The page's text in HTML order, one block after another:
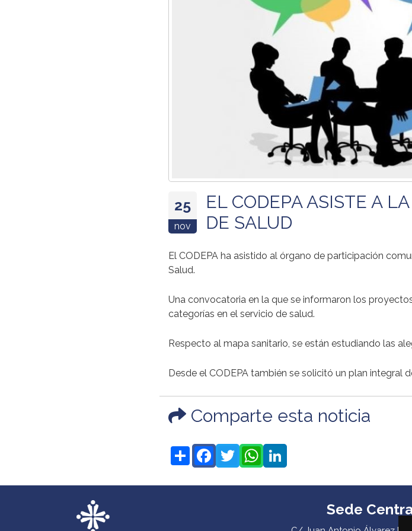
25
nov
EL CODEPA ASISTE A
DE SALUD
El CODEPA ha asistido al órgano de participación
Salud.
Una convocatoria en la que se informaron los
categorías en el servicio de salud.
Respecto al mapa sanitario, se están estudiando las
Desde el CODEPA también se solicitó un plan integral
Comparte esta noticia
ShareFacebook
TwitterWhatsApp
LinkedIn
Sede